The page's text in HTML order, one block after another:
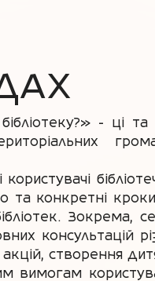
- ці та
та конкретні кроки,
Зокрема,
консультацій
створення
вимогам